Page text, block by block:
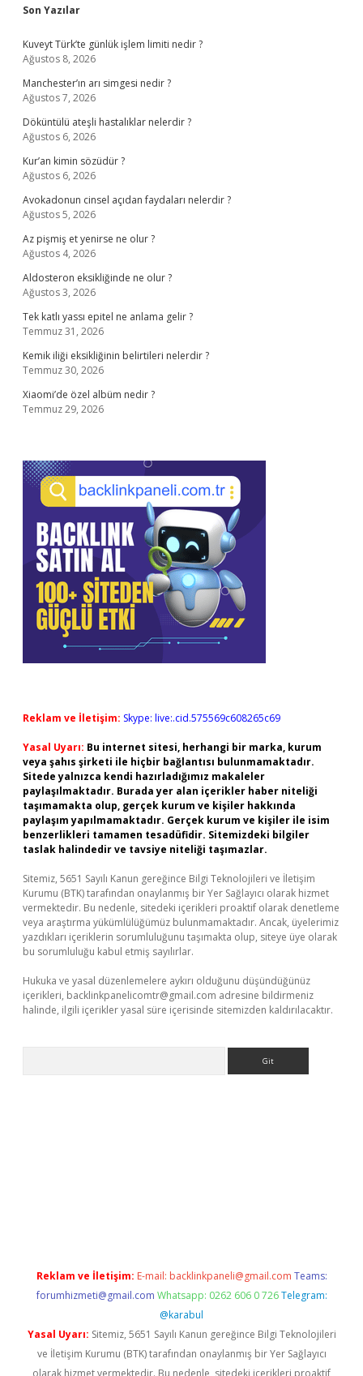
Sidebar
Son Yazılar
Kuveyt Türk’te günlük işlem limiti nedir ?
Ağustos 8, 2026
Manchester’ın arı simgesi nedir ?
Ağustos 7, 2026
Döküntülü ateşli hastalıklar nelerdir ?
Ağustos 6, 2026
Kur’an kimin sözüdür ?
Ağustos 6, 2026
Avokadonun cinsel açıdan faydaları nelerdir ?
Ağustos 5, 2026
Az pişmiş et yenirse ne olur ?
Ağustos 4, 2026
Aldosteron eksikliğinde ne olur ?
Ağustos 3, 2026
Tek katlı yassı epitel ne anlama gelir ?
Temmuz 31, 2026
Kemik iliği eksikliğinin belirtileri nelerdir ?
Temmuz 30, 2026
Xiaomi’de özel albüm nedir ?
Temmuz 29, 2026
Reklam ve İletişim: Skype: live:.cid.575569c608265c69
Yasal Uyarı: Bu internet sitesi, herhangi bir marka, kurum
veya şahıs şirketi ile hiçbir bağlantısı bulunmamaktadır.
Sitede yalnızca kendi hazırladığımız makaleler
paylaşılmaktadır. Burada yer alan içerikler haber niteliği
taşımamakta olup, gerçek kurum ve kişiler hakkında
paylaşım yapılmamaktadır. Gerçek kurum ve kişiler ile isim
benzerlikleri tamamen tesadüfidir. Sitemizdeki bilgiler
taslak halindedir ve tavsiye niteliği taşımazlar.
Sitemiz, 5651 Sayılı Kanun gereğince Bilgi Teknolojileri ve İletişim
Kurumu (BTK) tarafından onaylanmış bir Yer Sağlayıcı olarak hizmet
vermektedir. Bu nedenle, sitedeki içerikleri proaktif olarak denetleme
veya araştırma yükümlülüğümüz bulunmamaktadır. Ancak, üyelerimiz
yazdıkları içeriklerin sorumluluğunu taşımakta olup, siteye üye olarak
bu sorumluluğu kabul etmiş sayılırlar.
Hukuka ve yasal düzenlemelere aykırı olduğunu düşündüğünüz
içerikleri, backlinkpanelicomtr@gmail.com adresine bildirmeniz
halinde, ilgili içerikler yasal süre içerisinde sitemizden kaldırılacaktır.
Reklam ve İletişim: E-mail: backlinkpaneli@gmail.com Teams:
forumhizmeti@gmail.com Whatsapp: 0262 606 0 726 Telegram:
@karabul
Yasal Uyarı: Sitemiz, 5651 Sayılı Kanun gereğince Bilgi Teknolojileri
ve İletişim Kurumu (BTK) tarafından onaylanmış bir Yer Sağlayıcı
olarak hizmet vermektedir. Bu nedenle, sitedeki içerikleri proaktif